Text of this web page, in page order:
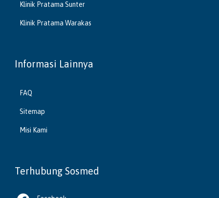
Klinik Pratama Sunter
Klinik Pratama Warakas
Informasi Lainnya
FAQ
Sitemap
Misi Kami
Terhubung Sosmed